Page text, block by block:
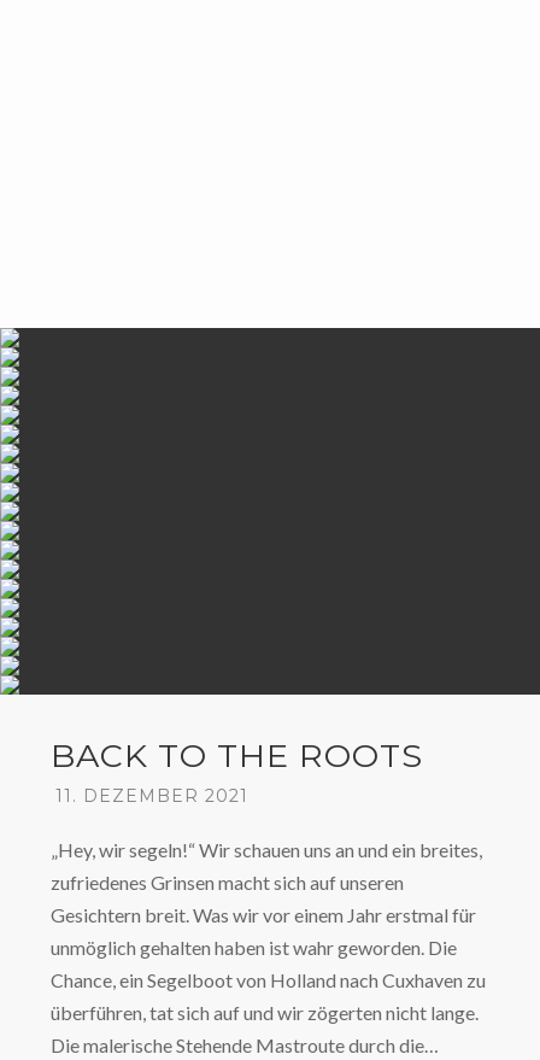
BACK TO THE ROOTS
11. DEZEMBER 2021
„Hey, wir segeln!“ Wir schauen uns an und ein breites,
zufriedenes Grinsen macht sich auf unseren
Gesichtern breit. Was wir vor einem Jahr erstmal für
unmöglich gehalten haben ist wahr geworden. Die
Chance, ein Segelboot von Holland nach Cuxhaven zu
überführen, tat sich auf und wir zögerten nicht lange.
Die malerische Stehende Mastroute durch die…